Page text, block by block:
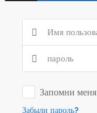
Запомни меня
Забыли пароль?